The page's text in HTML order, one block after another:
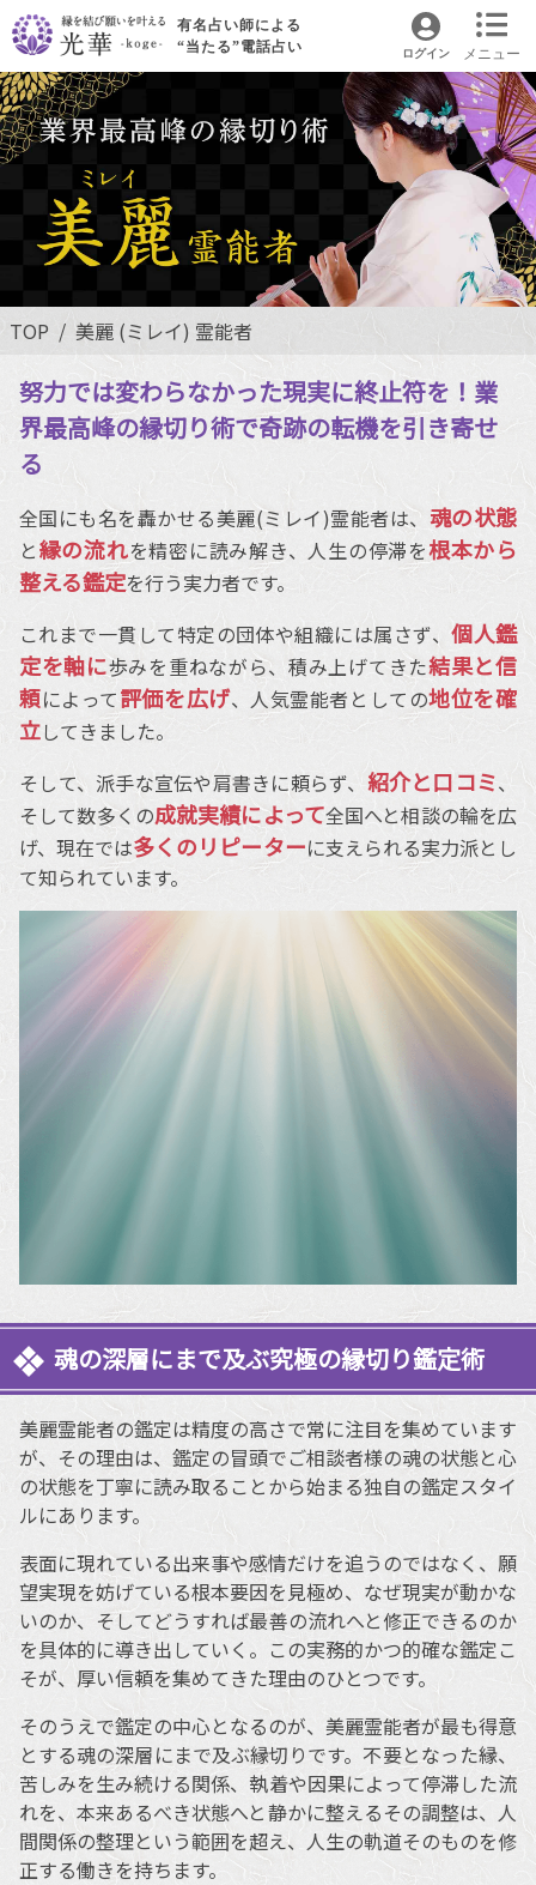
メニュー
有名占い師による
“当たる”電話占い
ログイン
TOP 美麗 (ミレイ) 霊能者
努力では変わらなかった現実に終止符を！業
界最高峰の縁切り術で奇跡の転機を引き寄せ
る
全国にも名を轟かせる美麗(ミレイ)霊能者は、 魂の状態
と縁の流れを精密に読み解き、人生の停滞を根本から
整える鑑定を行う実力者です。
これまで一貫して特定の団体や組織には属さず、個人鑑
定を軸に歩みを重ねながら、積み上げてきた結果と信
頼によって評価を広げ、人気霊能者としての地位を確
立してきました。
そして、派手な宣伝や肩書きに頼らず、 紹介と口コミ、
そして数多くの成就実績によって全国へと相談の輪を広
げ、現在では多くのリピーターに支えられる実力派とし
て知られています。
魂の深層にまで及ぶ究極の縁切り鑑定術
美麗霊能者の鑑定は精度の高さで常に注目を集めています
が、その理由は、鑑定の冒頭でご相談者様の魂の状態と心
の状態を丁寧に読み取ることから始まる独自の鑑定スタイ
ルにあります。
表面に現れている出来事や感情だけを追うのではなく、願
望実現を妨げている根本要因を見極め、なぜ現実が動かな
いのか、そしてどうすれば最善の流れへと修正できるのか
を具体的に導き出していく。この実務的かつ的確な鑑定こ
そが、厚い信頼を集めてきた理由のひとつです。
そのうえで鑑定の中心となるのが、美麗霊能者が最も得意
とする魂の深層にまで及ぶ縁切りです。不要となった縁、
苦しみを生み続ける関係、執着や因果によって停滞した流
れを、本来あるべき状態へと静かに整えるその調整は、人
間関係の整理という範囲を超え、人生の軌道そのものを修
正する働きを持ちます。